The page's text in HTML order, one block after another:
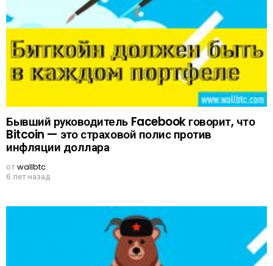
Бывший руководитель Facebook говорит, что
Bitcoin — это страховой полис против
инфляции доллара
отwallbtc
6 лет назад